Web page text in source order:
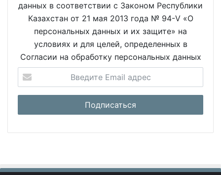
данных в соответствии с Законом Республики
Казахстан от 21 мая 2013 года № 94-V «О
персональных данных и их защите» на
условиях и для целей, определенных в
Согласии на обработку персональных данных